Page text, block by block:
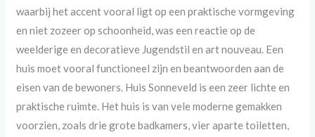
waarbij het accent vooral ligt op een praktische vormgeving
en niet zozeer op schoonheid, was een reactie op de
weelderige en decoratieve Jugendstil en art nouveau. Een
huis moet vooral functioneel zijn en beantwoorden aan de
eisen van de bewoners. Huis Sonneveld is een zeer lichte en
praktische ruimte. Het huis is van vele moderne gemakken
voorzien, zoals drie grote badkamers, vier aparte toiletten,